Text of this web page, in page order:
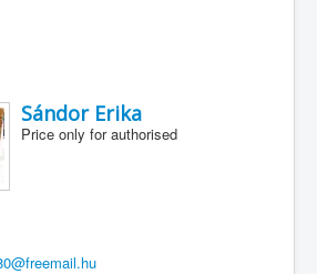
Sándor Erika
Price only for authorised